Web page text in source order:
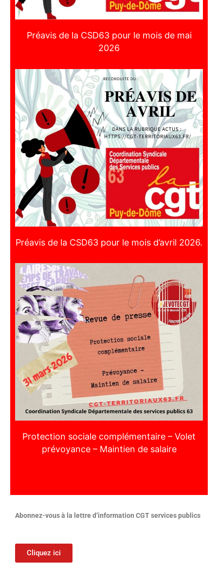
Préavis de la CSD63 pour le mois de mai
2026
Préavis de la CSD63 pour le mois d’avril 2026.
Protection sociale complémentaire – Volet
prévoyance – Maintien de salaire
Abonnez-vous à la lettre d’information CGT services publics
Cliquez ici